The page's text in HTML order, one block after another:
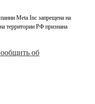
Meta Inc запрещена на
территории РФ признана
об